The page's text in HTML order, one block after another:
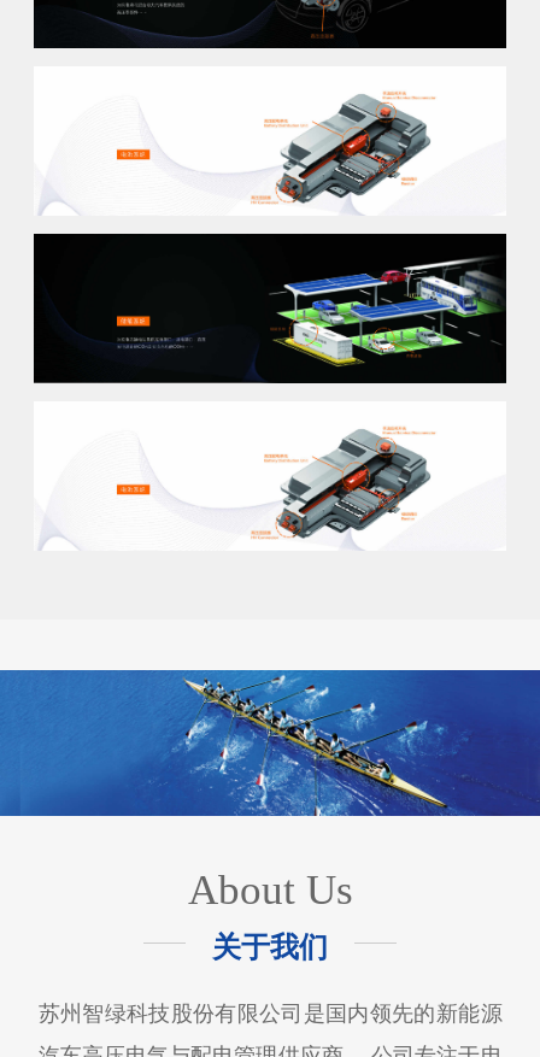
About Us
关于我们
苏州智绿科技股份有限公司是国内领先的新能源